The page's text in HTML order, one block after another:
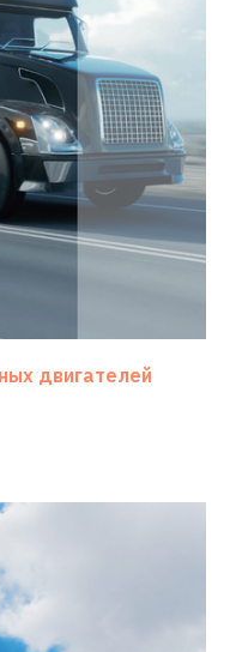
двигателей